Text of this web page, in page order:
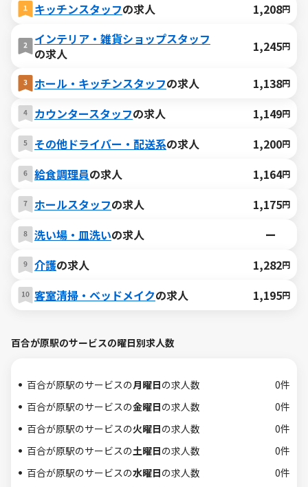
キッチンスタッフの求人 1,208円
インテリア・雑貨ショップスタッフ
の求人
1,245円
ホール・キッチンスタッフの求人 1,138円
カウンタースタッフの求人 1,149円
その他ドライバー・配送系の求人 1,200円
給食調理員の求人 1,164円
ホールスタッフの求人 1,175円
洗い場・皿洗いの求人
ー
介護の求人 1,282円
客室清掃・ベッドメイクの求人 1,195円
百合が原駅のサービスの曜日別求人数
百合が原駅のサービスの月曜日の求人数
0件
百合が原駅のサービスの金曜日の求人数
0件
百合が原駅のサービスの火曜日の求人数
0件
百合が原駅のサービスの土曜日の求人数
0件
百合が原駅のサービスの水曜日の求人数
0件